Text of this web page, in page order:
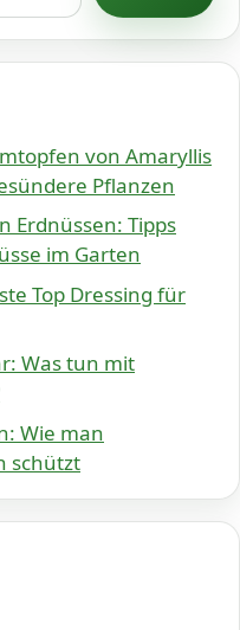
von Amaryllis
Pflanzen
Erdnüssen: Tipps
im Garten
Top Dressing für
Was tun mit
Wie man
schützt